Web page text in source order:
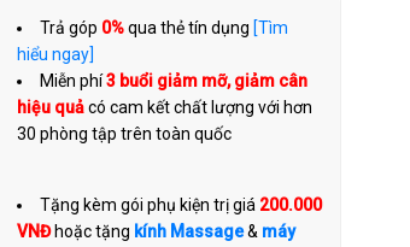
Trả góp 0%qua thẻ tín dụng [Tìm
hiểu ngay]
Miễn phí3 buổi giảm mỡ, giảm cân
hiệu quảcó cam kết chất lượng với hơn
30 phòng tập trên toàn quốc
Tặng kèm gói phụ kiện trị giá 200.000
VNĐ hoặc tặng kính Massage& máy